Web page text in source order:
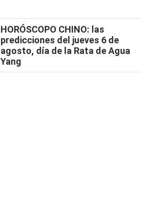
HORÓSCOPO CHINO: las
predicciones del jueves 6 de
agosto, día de la Rata de Agua
Yang